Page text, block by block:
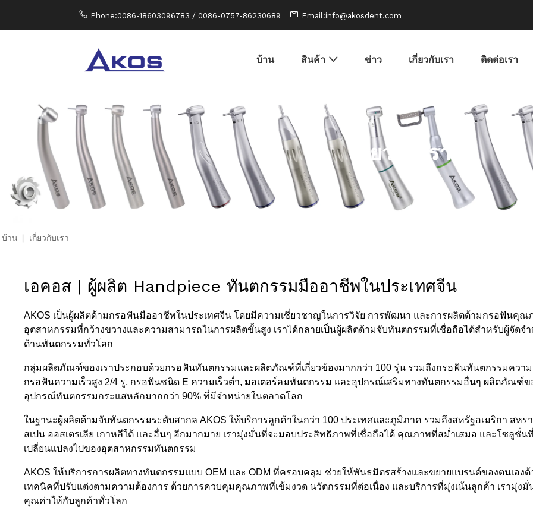
Phone:0086-18603096783 / 0086-0757-86230689 Email:info@akosdent.com
บ้าน สินค้า ข่าว เกี่ยวกับเรา ติดต่อเรา
เกี่ยวกับเรา
บ้าน เกี่ยวกับเรา
เอคอส | ผู้ผลิต Handpiece ทันตกรรมมืออาชีพในประเทศจีน
AKOS เป็นผู้ผลิตด้ามกรอฟันมืออาชีพในประเทศจีน โดยมีความเชี่ยวชาญในการวิจัย การพัฒนา และการผลิตด้ามกรอฟันคุ
อุตสาหกรรมที่กว้างขวางและความสามารถในการผลิตขั้นสูง เราได้กลายเป็นผู้ผลิตด้ามจับทันตกรรมที่เชื่อถือได้สำหรับผู้จัด
ด้านทันตกรรมทั่วโลก
กลุ่มผลิตภัณฑ์ของเราประกอบด้วยกรอฟันทันตกรรมและผลิตภัณฑ์ที่เกี่ยวข้องมากกว่า 100 รุ่น รวมถึงกรอฟันทันตกรรมความเ
กรอฟันความเร็วสูง 2/4 รู, กรอฟันชนิด E ความเร็วต่ำ, มอเตอร์ลมทันตกรรม และอุปกรณ์เสริมทางทันตกรรมอื่นๆ ผลิตภัณฑ์ข
อุปกรณ์ทันตกรรมกระแสหลักมากกว่า 90% ที่มีจำหน่ายในตลาดโลก
ในฐานะผู้ผลิตด้ามจับทันตกรรมระดับสากล AKOS ให้บริการลูกค้าในกว่า 100 ประเทศและภูมิภาค รวมถึงสหรัฐอเมริกา สหร
สเปน ออสเตรเลีย เกาหลีใต้ และอื่นๆ อีกมากมาย เรามุ่งมั่นที่จะมอบประสิทธิภาพที่เชื่อถือได้ คุณภาพที่สม่ำเสมอ และโซลูชั่
เปลี่ยนแปลงไปของอุตสาหกรรมทันตกรรม
AKOS ให้บริการการผลิตทางทันตกรรมแบบ OEM และ ODM ที่ครอบคลุม ช่วยให้พันธมิตรสร้างและขยายแบรนด์ของตนเ
เทคนิคที่ปรับแต่งตามความต้องการ ด้วยการควบคุมคุณภาพที่เข้มงวด นวัตกรรมที่ต่อเนื่อง และบริการที่มุ่งเน้นลูกค้า เรามุ่ง
คุณค่าให้กับลูกค้าทั่วโลก